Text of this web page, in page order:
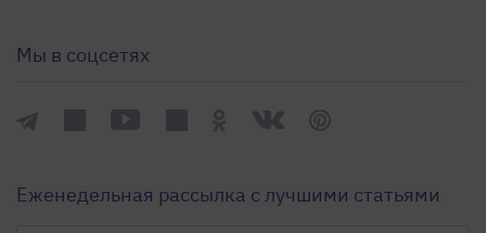
Мы в соцсетях
Еженедельная рассылка с лучшими статьями